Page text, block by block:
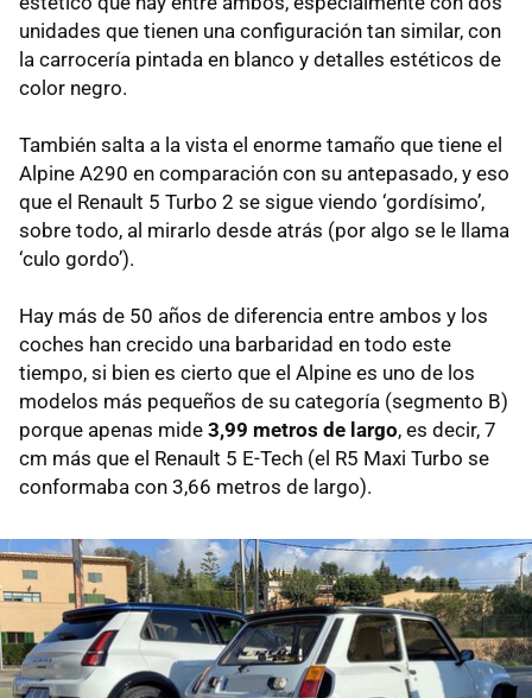
unidades que tienen una configuración tan similar, con
la carrocería pintada en blanco y detalles estéticos de
color negro.
También salta a la vista el enorme tamaño que tiene el
Alpine A290 en comparación con su antepasado, y eso
que el Renault 5 Turbo 2 se sigue viendo ‘gordísimo’,
sobre todo, al mirarlo desde atrás (por algo se le llama
‘culo gordo’).
Hay más de 50 años de diferencia entre ambos y los
coches han crecido una barbaridad en todo este
tiempo, si bien es cierto que el Alpine es uno de los
modelos más pequeños de su categoría (segmento B)
porque apenas mide 3,99 metros de largo, es decir, 7
cm más que el Renault 5 E-Tech (el R5 Maxi Turbo se
conformaba con 3,66 metros de largo).